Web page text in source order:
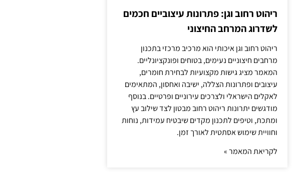
ריהוט רחוב וגן: פתרונות עיצוביים חכמים
לשדרוג המרחב החיצוני
ריהוט רחוב וגן איכותי הוא מרכיב מרכזי בתכנון
מרחבים חיצוניים נעימים, בטוחים ופונקציונליים.
המאמר מציג גישות מקצועיות לבחירת חומרים,
עיצובים ופתרונות הצללה, ישיבה ואחסון, המתאימים
לאקלים הישראלי ולצרכים עירוניים ופרטיים. בנוסף
מודגשים יתרונות ריהוט רחוב מבטון לצד שילוב עץ
ומתכת, וטיפים לתכנון מקדים שיבטיח עמידות, נוחות
וחוויית שימוש אסתטית לאורך זמן.
לקריאת המאמר »